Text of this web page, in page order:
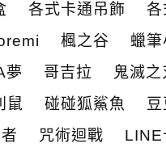
各式卡通吊飾 各
楓之谷 蠟
夢 哥吉拉 鬼滅
鼠 碰碰狐鯊魚
咒術迴戰 LINE